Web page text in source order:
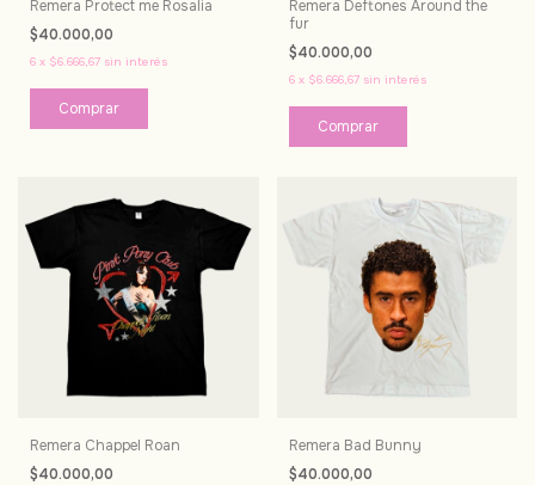
Remera Protect me Rosalia
$40.000,00
6 x $6.666,67 sin interés
Comprar
Remera Deftones Around the
fur
$40.000,00
6 x $6.666,67 sin interés
Comprar
Remera Chappel Roan
$40.000,00
Remera Bad Bunny
$40.000,00